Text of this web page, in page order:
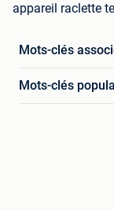
appareil raclette
Mots-clés
Mots-clés